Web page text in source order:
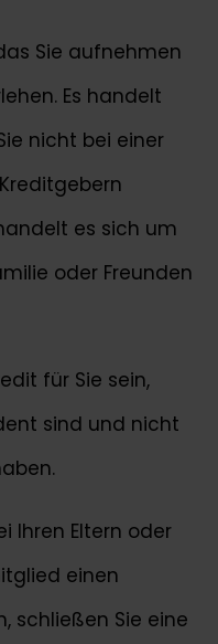
Sie aufnehmen
Es handelt
nicht bei einer
es sich um
oder Freunden
für Sie sein,
sind und nicht
Ihren Eltern oder
einen
schließen Sie eine